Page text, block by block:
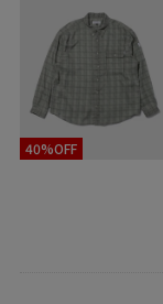
【お気に入り】
りますのでぜひ
○店舗情報
東京都渋谷区宇
40%OFF